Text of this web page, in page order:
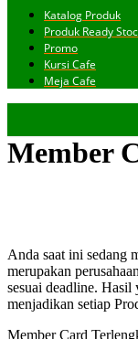
Katalog Produk
Produk Ready
Promo
Kursi Cafe
Meja Cafe
Member
Anda saat ini sedang
merupakan
sesuai deadline.
menjadikan setiap
Member Card